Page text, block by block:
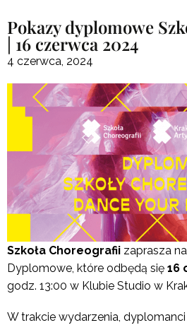
Pokazy dyplomowe
| 16 czerwca 2024
4 czerwca, 2024
Szkoła Choreografii zaprasza
Dyplomowe, które odbędą się 16
godz. 13:00 w Klubie Studio w
W trakcie wydarzenia, dyplomanci